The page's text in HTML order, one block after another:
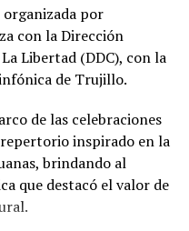
organizada por
con la Dirección
Libertad (DDC), con la
de Trujillo.
de las celebraciones
inspirado en la
brindando al
que destacó el valor de